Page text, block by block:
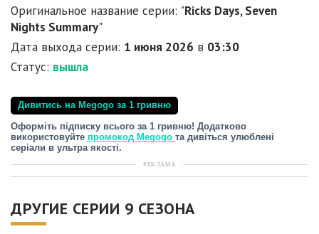
Оригинальное название серии: "Ricks Days, Seven
Nights Summary"
Дата выхода серии: 1 июня 2026 в 03:30
Статус: вышла
Дивитись на Megogo за 1 гривню
Оформіть підписку всього за 1 гривню! Додатково
використовуйте промокод Megogo та дивіться улюблені
серіали в ультра якості.
РЕКЛАМА
ДРУГИЕ СЕРИИ 9 СЕЗОНА